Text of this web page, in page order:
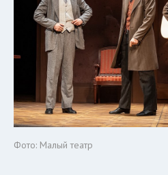
Фото: Малый театр